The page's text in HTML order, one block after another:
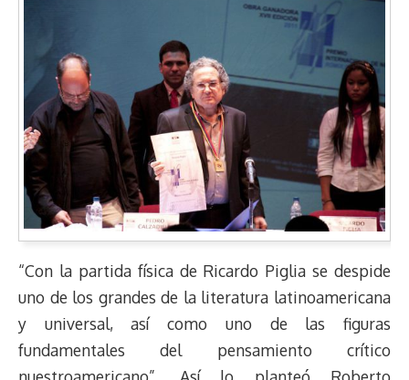
“Con la partida física de Ricardo Piglia se despide
uno de los grandes de la literatura latinoamericana
y universal, así como uno de las figuras
fundamentales del pensamiento crítico
nuestroamericano”. Así lo planteó Roberto